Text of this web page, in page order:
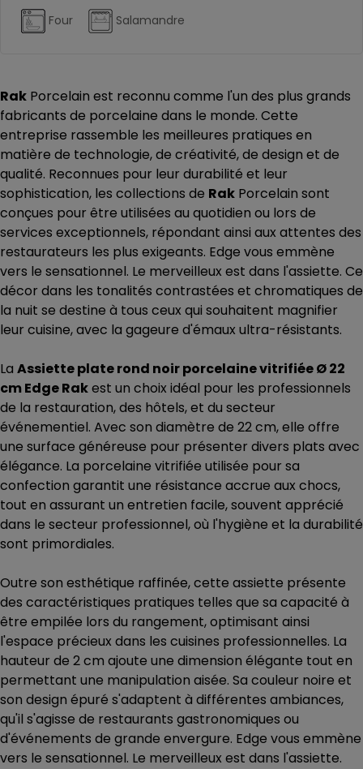
Four Salamandre
Rak Porcelain est reconnu comme l'un des plus grands
fabricants de porcelaine dans le monde. Cette
entreprise rassemble les meilleures pratiques en
matière de technologie, de créativité, de design et de
qualité. Reconnues pour leur durabilité et leur
sophistication, les collections de Rak Porcelain sont
conçues pour être utilisées au quotidien ou lors de
services exceptionnels, répondant ainsi aux attentes des
restaurateurs les plus exigeants. Edge vous emmène
vers le sensationnel. Le merveilleux est dans l'assiette. Ce
décor dans les tonalités contrastées et chromatiques de
la nuit se destine à tous ceux qui souhaitent magnifier
leur cuisine, avec la gageure d'émaux ultra-résistants.
La Assiette plate rond noir porcelaine vitrifiée Ø 22
cm Edge Rakest un choix idéal pour les professionnels
de la restauration, des hôtels, et du secteur
événementiel. Avec son diamètre de 22 cm, elle offre
une surface généreuse pour présenter divers plats avec
élégance. La porcelaine vitrifiée utilisée pour sa
confection garantit une résistance accrue aux chocs,
tout en assurant un entretien facile, souvent apprécié
dans le secteur professionnel, où l'hygiène et la durabilité
sont primordiales.
Outre son esthétique raffinée, cette assiette présente
des caractéristiques pratiques telles que sa capacité à
être empilée lors du rangement, optimisant ainsi
l'espace précieux dans les cuisines professionnelles. La
hauteur de 2 cm ajoute une dimension élégante tout en
permettant une manipulation aisée. Sa couleur noire et
son design épuré s'adaptent à différentes ambiances,
qu'il s'agisse de restaurants gastronomiques ou
d'événements de grande envergure. Edge vous emmène
vers le sensationnel. Le merveilleux est dans l'assiette.